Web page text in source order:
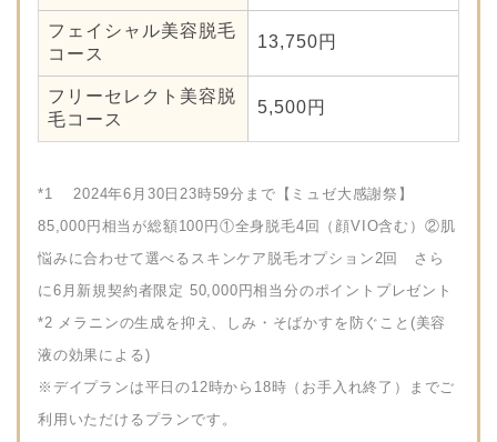
フェイシャル美容脱毛
コース
13,750円
フリーセレクト美容脱
毛コース
5,500円
*1 2024年6月30日23時59分まで【ミュゼ大感謝祭】
85,000円相当が総額100円①全身脱毛4回（顔VIO含む）②肌
悩みに合わせて選べるスキンケア脱毛オプション2回 さら
に6月新規契約者限定 50,000円相当分のポイントプレゼント
*2 メラニンの生成を抑え、しみ・そばかすを防ぐこと(美容
液の効果による)
※デイプランは平日の12時から18時（お手入れ終了）までご
利用いただけるプランです。